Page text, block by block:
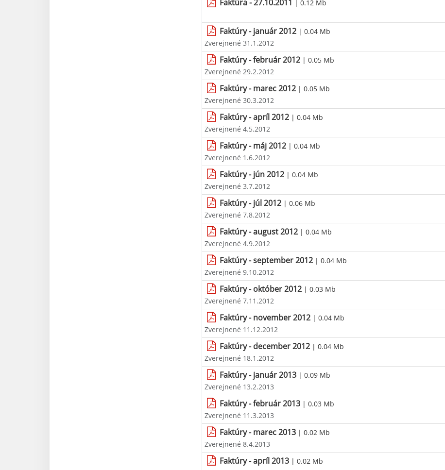
Faktúra - 27.10.2011 | 0.12 Mb
Faktúry - január 2012 | 0.04 Mb
Zverejnené 31.1.2012
Faktúry - február 2012 | 0.05 Mb
Zverejnené 29.2.2012
Faktúry - marec 2012 | 0.05 Mb
Zverejnené 30.3.2012
Faktúry - apríl 2012 | 0.04 Mb
Zverejnené 4.5.2012
Faktúry - máj 2012 | 0.04 Mb
Zverejnené 1.6.2012
Faktúry - jún 2012 | 0.04 Mb
Zverejnené 3.7.2012
Faktúry - júl 2012 | 0.06 Mb
Zverejnené 7.8.2012
Faktúry - august 2012 | 0.04 Mb
Zverejnené 4.9.2012
Faktúry - september 2012 | 0.04 Mb
Zverejnené 9.10.2012
Faktúry - október 2012 | 0.03 Mb
Zverejnené 7.11.2012
Faktúry - november 2012 | 0.04 Mb
Zverejnené 11.12.2012
Faktúry - december 2012 | 0.04 Mb
Zverejnené 18.1.2012
Faktúry - január 2013 | 0.09 Mb
Zverejnené 13.2.2013
Faktúry - február 2013 | 0.03 Mb
Zverejnené 11.3.2013
Faktúry - marec 2013 | 0.02 Mb
Zverejnené 8.4.2013
Faktúry - apríl 2013 | 0.02 Mb